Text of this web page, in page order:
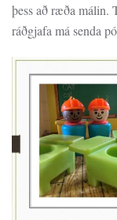
þess að ræða málin.
ráðgjafa má senda